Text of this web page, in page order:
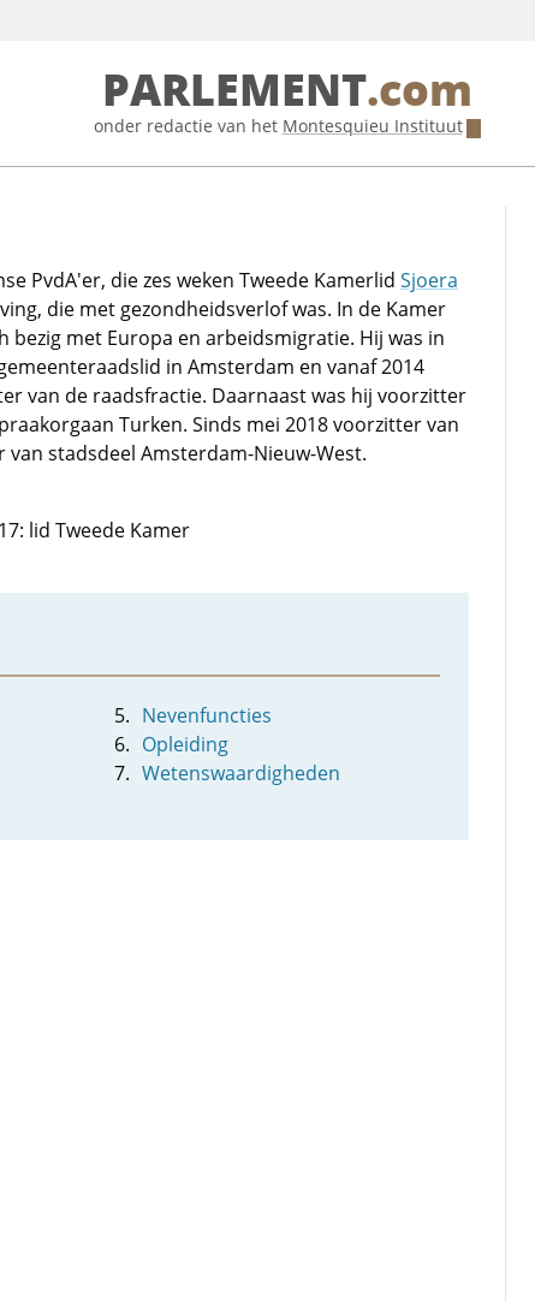
PARLEMENT.com
onder redactie van het Montesquieu Instituut
PvdA'er, die zes weken Tweede Kamerlid Sjoera
die met gezondheidsverlof was. In de Kamer
bezig met Europa en arbeidsmigratie. Hij was in
in Amsterdam en vanaf 2014
van de raadsfractie. Daarnaast was hij voorzitter
Turken. Sinds mei 2018 voorzitter van
van stadsdeel Amsterdam-Nieuw-West.
lid Tweede Kamer
Nevenfuncties
Opleiding
Wetenswaardigheden